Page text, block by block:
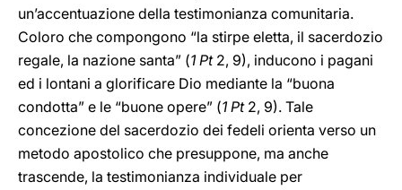
un’accentuazione della testimonianza comunitaria.
Coloro che compongono “la stirpe eletta, il sacerdozio
regale, la nazione santa” (1 Pt2, 9), inducono i pagani
ed i lontani a glorificare Dio mediante la “buona
condotta” e le “buone opere” (1 Pt2, 9). Tale
concezione del sacerdozio dei fedeli orienta verso un
metodo apostolico che presuppone, ma anche
trascende, la testimonianza individuale per